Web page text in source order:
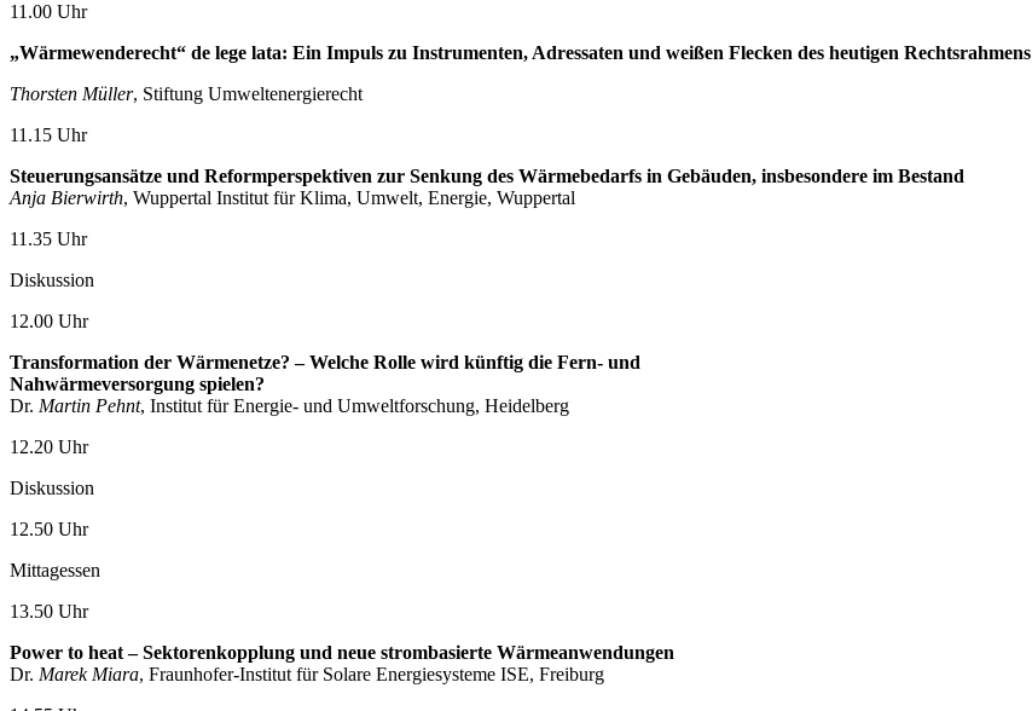
11.00 Uhr
„Wärmewenderecht“ de lege lata: Ein Impuls zu Instrumenten, Adressaten und weißen Flecken des heutigen Rechtsrahmens
Thorsten Müller, Stiftung Umweltenergierecht
11.15 Uhr
Steuerungsansätze und Reformperspektiven zur Senkung des Wärmebedarfs in Gebäuden, insbesondere im Bestand
Anja Bierwirth, Wuppertal Institut für Klima, Umwelt, Energie, Wuppertal
11.35 Uhr
Diskussion
12.00 Uhr
Transformation der Wärmenetze? – Welche Rolle wird künftig die Fern- und
Nahwärmeversorgung spielen?
Dr. Martin Pehnt, Institut für Energie- und Umweltforschung, Heidelberg
12.20 Uhr
Diskussion
12.50 Uhr
Mittagessen
13.50 Uhr
Power to heat – Sektorenkopplung und neue strombasierte Wärmeanwendungen
Dr. Marek Miara, Fraunhofer-Institut für Solare Energiesysteme ISE, Freiburg